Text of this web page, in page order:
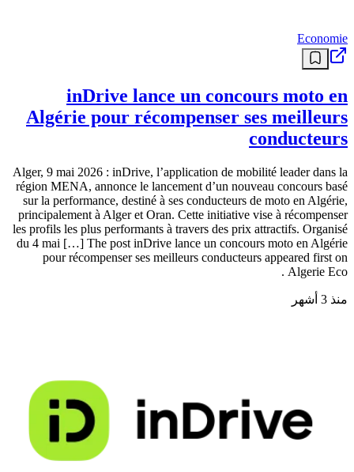
Economie
inDrive lance un concours moto en
Algérie pour récompenser ses meilleurs
conducteurs
Alger, 9 mai 2026 : inDrive, l’application de mobilité leader dans la
région MENA, annonce le lancement d’un nouveau concours basé
sur la performance, destiné à ses conducteurs de moto en Algérie,
principalement à Alger et Oran. Cette initiative vise à récompenser
les profils les plus performants à travers des prix attractifs. Organisé
du 4 mai […] The post inDrive lance un concours moto en Algérie
pour récompenser ses meilleurs conducteurs appeared first on
Algerie Eco .
منذ 3 أشهر